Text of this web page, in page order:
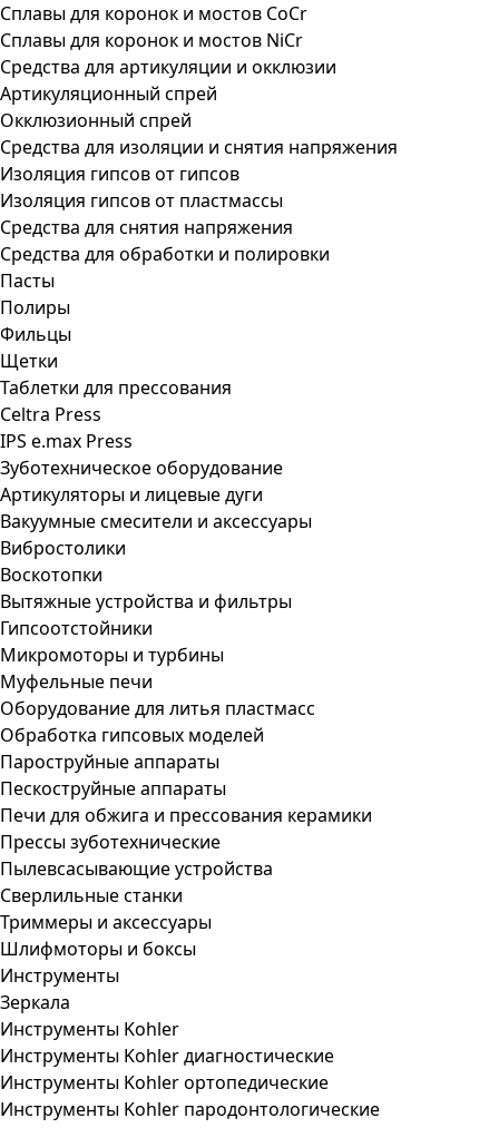
Сплавы для коронок и мостов CoCr
Сплавы для коронок и мостов NiCr
Средства для артикуляции и окклюзии
Артикуляционный спрей
Окклюзионный спрей
Средства для изоляции и снятия напряжения
Изоляция гипсов от гипсов
Изоляция гипсов от пластмассы
Средства для снятия напряжения
Средства для обработки и полировки
Пасты
Полиры
Фильцы
Щетки
Таблетки для прессования
Celtra Press
IPS e.max Press
Зуботехническое оборудование
Артикуляторы и лицевые дуги
Вакуумные смесители и аксессуары
Вибростолики
Воскотопки
Вытяжные устройства и фильтры
Гипсоотстойники
Микромоторы и турбины
Муфельные печи
Оборудование для литья пластмасс
Обработка гипсовых моделей
Пароструйные аппараты
Пескоструйные аппараты
Печи для обжига и прессования керамики
Прессы зуботехнические
Пылевсасывающие устройства
Сверлильные станки
Триммеры и аксессуары
Шлифмоторы и боксы
Инструменты
Зеркала
Инструменты Kohler
Инструменты Kohler диагностические
Инструменты Kohler ортопедические
Инструменты Kohler пародонтологические